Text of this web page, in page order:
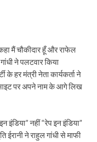
मैं चौकीदार हूँ और राफेल
ने पलटवार किया
के हर मंत्री नेता कार्यकर्ता ने
पर अपने नाम के आगे लिख
इंडिया” नहीं “रेप इन इंडिया”
ईरानी ने राहुल गांधी से माफी